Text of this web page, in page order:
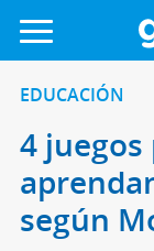
EDUCACIÓN
4
según